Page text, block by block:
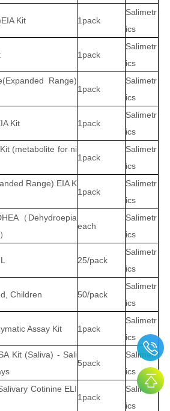
Kit 1pack
Salimetr
ics
1pack
Salimetr
ics
Range)
1pack
Salimetr
ics
Kit 1pack
Salimetr
ics
(metabolite for ni
1pack
Salimetr
ics
Range) EIA K
1pack
Salimetr
ics
（Dehydroepia
each
Salimetr
ics
25/pack
Salimetr
ics
Children 50/pack
Salimetr
ics
Assay Kit 1pack
Salimetr
ics
Kit (Saliva) - Sali
5pack
Salimetr
ics
Cotinine ELI
1pack
Salimetr
ics